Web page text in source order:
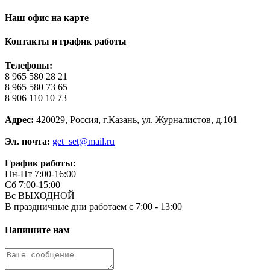
Наш офис на карте
Контакты и график работы
Телефоны:
8 965 580 28 21
8 965 580 73 65
8 906 110 10 73
Адрес: 420029, Россия, г.Казань, ул. Журналистов, д.101
Эл. почта: get_set@mail.ru
График работы:
Пн-Пт 7:00-16:00
Сб 7:00-15:00
Вс ВЫХОДНОЙ
В праздничные дни работаем с 7:00 - 13:00
Напишите нам